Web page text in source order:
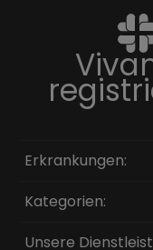
Erkrankungen:
Kategorien:
Unsere